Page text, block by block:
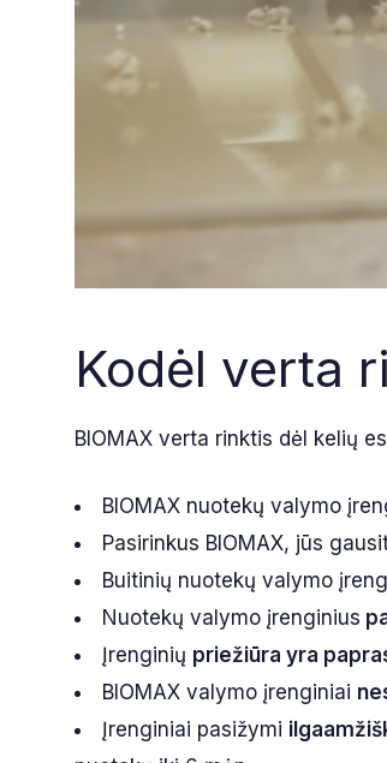
Kodėl verta
BIOMAX verta rinktis dėl kelių
BIOMAX nuotekų valymo
Pasirinkus BIOMAX, jūs
Buitinių nuotekų valymo
Nuotekų valymo įrenginius
Įrenginių priežiūra yra
BIOMAX valymo įrenginiai
Įrenginiai pasižymi